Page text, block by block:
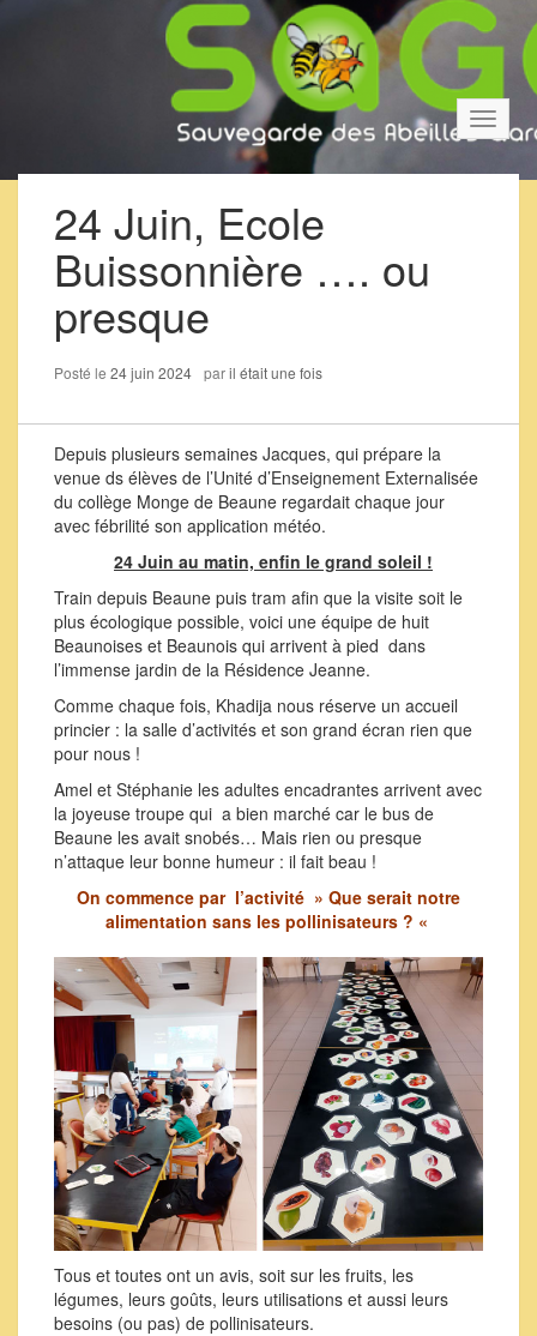
la
24 Juin, Ecole
Buissonnière …. ou
presque
Posté le 24 juin 2024 paril était une fois
Depuis plusieurs semaines Jacques, qui prépare la
venue ds élèves de l’Unité d’Enseignement Externalisée
du collège Monge de Beaune regardait chaque jour
avec fébrilité son application météo.
24 Juin au matin, enfin le grand soleil !
Train depuis Beaune puis tram afin que la visite soit le
plus écologique possible, voici une équipe de huit
Beaunoises et Beaunois qui arrivent à pied dans
l’immense jardin de la Résidence Jeanne.
Comme chaque fois, Khadija nous réserve un accueil
princier : la salle d’activités et son grand écran rien que
pour nous !
Amel et Stéphanie les adultes encadrantes arrivent avec
la joyeuse troupe qui a bien marché car le bus de
Beaune les avait snobés… Mais rien ou presque
n’attaque leur bonne humeur : il fait beau !
On commence par l’activité » Que serait notre
alimentation sans les pollinisateurs ? «
Tous et toutes ont un avis, soit sur les fruits, les
légumes, leurs goûts, leurs utilisations et aussi leurs
besoins (ou pas) de pollinisateurs.